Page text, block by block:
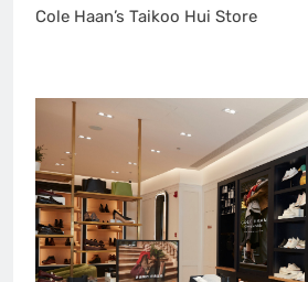
Cole Haan’s Taikoo Hui Store